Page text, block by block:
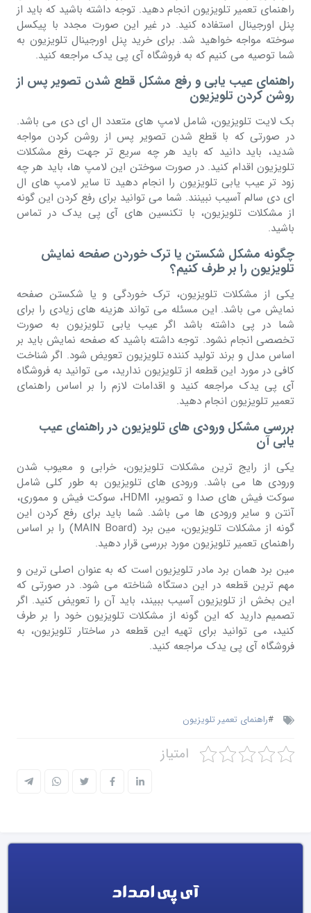
راهنمای تعمیر تلویزیون انجام دهید. توجه داشته باشید که باید از
پنل اورجینال استفاده کنید. در غیر این صورت مجدد با پیکسل
سوخته مواجه خواهید شد. برای خرید پنل اورجینال تلویزیون به
شما توصیه می کنیم که به فروشگاه آی پی یدک مراجعه کنید.
راهنمای عیب یابی و رفع مشکل قطع شدن تصویر پس از
روشن کردن تلویزیون
بک لایت تلویزیون، شامل لامپ های متعدد ال ای دی می باشد.
در صورتی که با قطع شدن تصویر پس از روشن کردن مواجه
شدید، باید دانید که باید هر چه سریع تر جهت رفع مشکلات
تلویزیون اقدام کنید. در صورت سوختن این لامپ ها، باید هر چه
زود تر عیب یابی تلویزیون را انجام دهید تا سایر لامپ های ال
ای دی سالم آسیب نبینند. شما می توانید برای رفع کردن این گونه
از مشکلات تلویزیون، با تکنسین های آی پی یدک در تماس
باشید.
چگونه مشکل شکستن یا ترک خوردن صفحه نمایش
تلویزیون را ‌بر طرف کنیم؟
یکی از مشکلات تلویزیون، ترک خوردگی و یا شکستن صفحه
نمایش می باشد. این مسئله می تواند هزینه های زیادی را برای
شما در پی داشته باشد اگر عیب یابی تلویزیون به صورت
تخصصی انجام نشود. توجه داشته باشید که صفحه نمایش باید بر
اساس مدل و برند تولید کننده تلویزیون تعویض شود. اگر شناخت
کافی در مورد این قطعه از تلویزیون ندارید، می توانید به فروشگاه
آی پی یدک مراجعه کنید و اقدامات لازم را بر اساس راهنمای
تعمیر تلویزیون انجام دهید.
بررسی مشکل ورودی های تلویزیون در راهنمای عیب
یابی آن
یکی از رایج ترین مشکلات تلویزیون، خرابی و معیوب شدن
ورودی ها می باشد. ورودی های تلویزیون به طور کلی شامل
سوکت فیش های صدا و تصویر، HDMI، سوکت فیش و مموری،
آنتن و سایر ورودی ها می باشد. شما باید برای رفع کردن این
گونه از مشکلات تلویزیون، مین برد (MAIN Board) را بر اساس
راهنمای تعمیر تلویزیون مورد بررسی قرار دهید.
مین برد همان برد مادر تلویزیون است که به عنوان اصلی ترین و
مهم ترین قطعه در این دستگاه شناخته می شود. در صورتی که
این بخش از تلویزیون آسیب ببیند، باید آن را تعویض کنید. اگر
تصمیم دارید که این گونه از مشکلات تلویزیون خود را بر طرف
کنید، می توانید برای تهیه این قطعه در ساختار تلویزیون، به
فروشگاه آی پی یدک مراجعه کنید.
#راهنمای تعمیر تلویزیون
امتیاز